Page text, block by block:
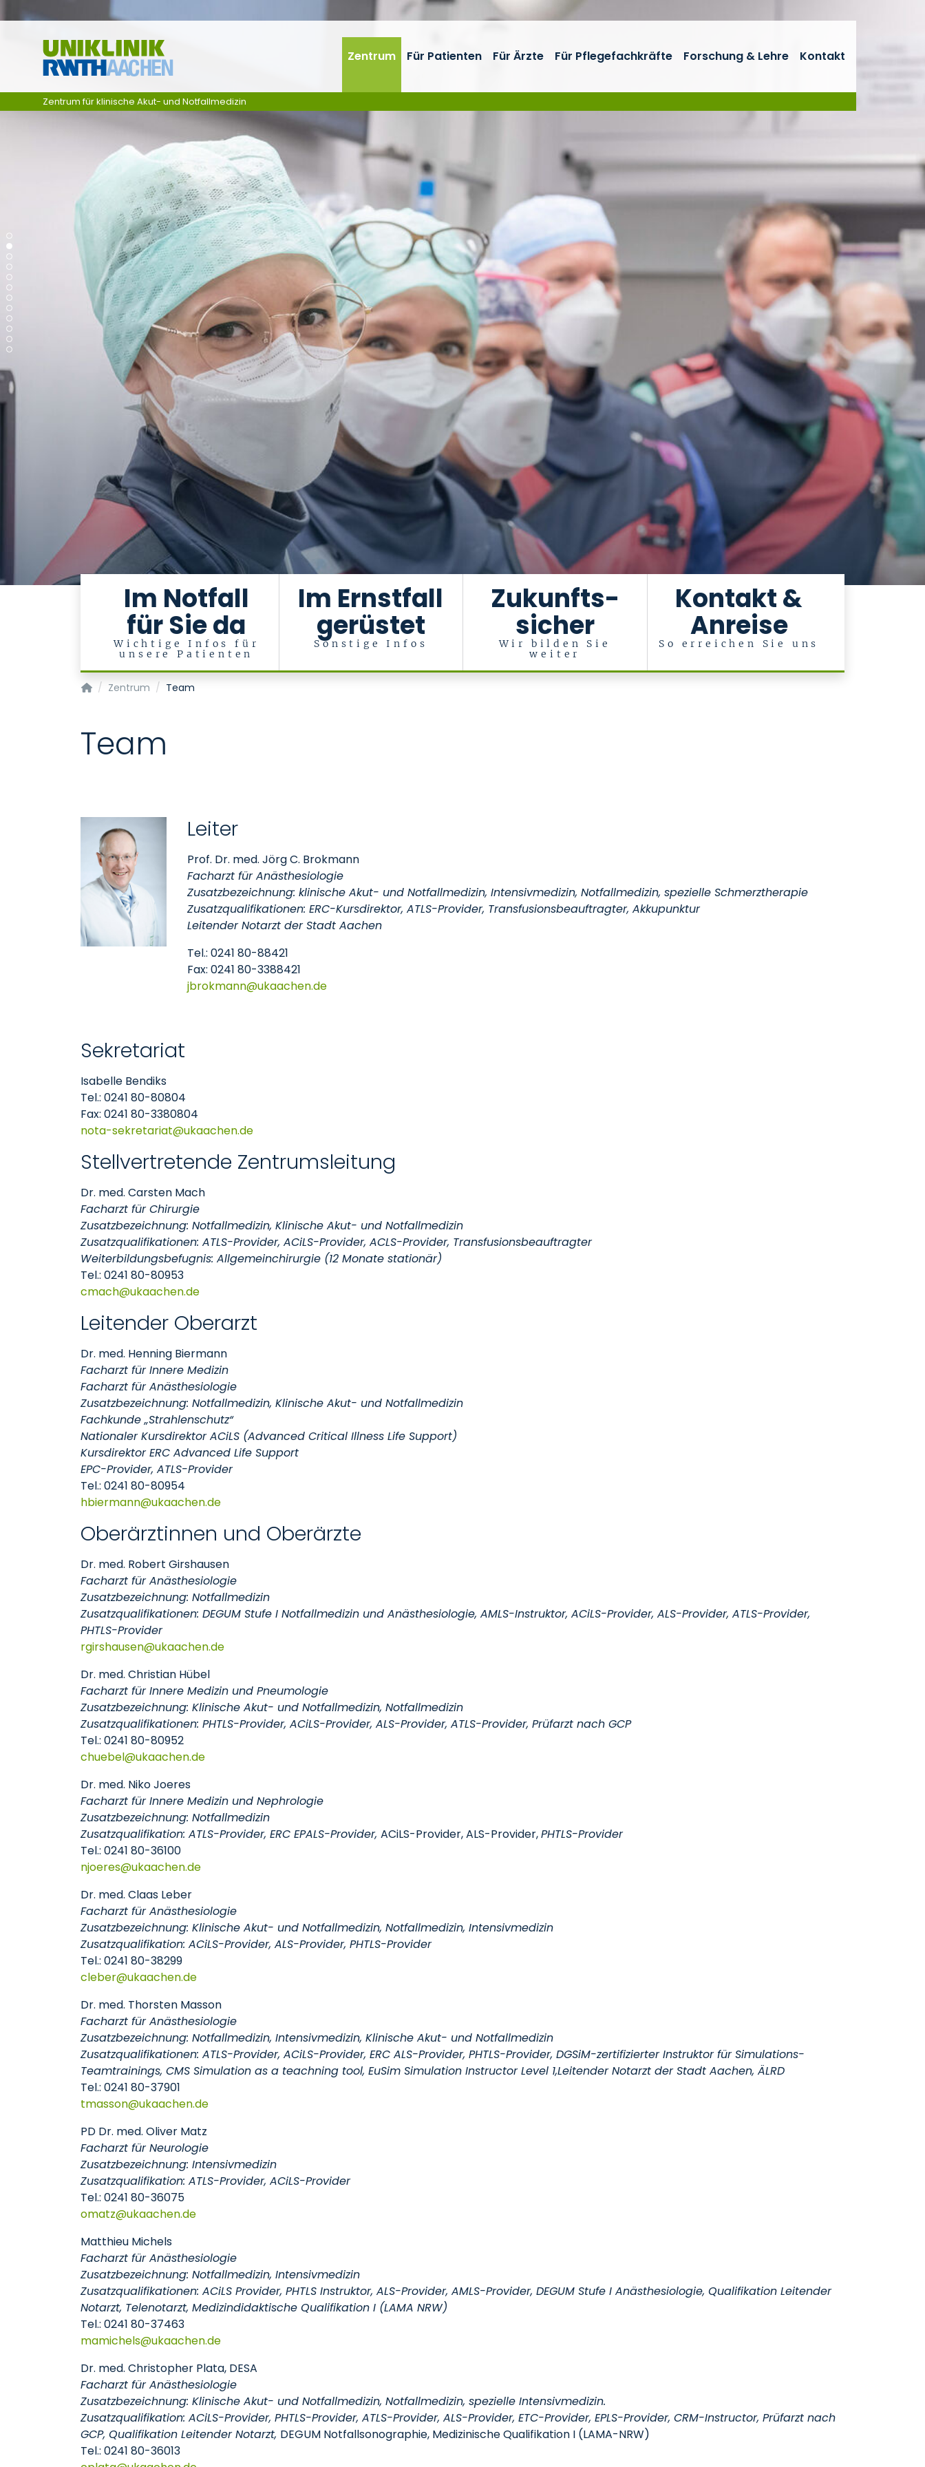
Im Notfall
für Sie da
Wichtige Infos für
unsere Patienten
Im Ernstfall
gerüstet
Sonstige Infos
Zukunfts-
sicher
Wir bilden Sie
weiter
Kontakt &
Anreise
So erreichen Sie uns
Zentrum Für Patienten Für Ärzte Für Pflegefachkräfte Forschung & Lehre Kontakt
Zentrum für klinische Akut- und Notfallmedizin
Zentrum für klinische Akut- und Notfallmedizin
Zentrum Team
Team
Leiter
Prof. Dr. med. Jörg C. Brokmann
Facharzt für Anästhesiologie
Zusatzbezeichnung: klinische Akut- und Notfallmedizin, Intensivmedizin, Notfallmedizin, spezielle Schmerztherapie
Zusatzqualifikationen: ERC-Kursdirektor, ATLS-Provider, Transfusionsbeauftragter, Akkupunktur
Leitender Notarzt der Stadt Aachen
Tel.: 0241 80-88421
Fax: 0241 80-3388421
jbrokmann
ukaachende
Sekretariat
Isabelle Bendiks
Tel.: 0241 80-80804
Fax: 0241 80-3380804
nota-sekretariat
ukaachende
Stellvertretende Zentrumsleitung
Dr. med. Carsten Mach
Facharzt für Chirurgie
Zusatzbezeichnung: Notfallmedizin, Klinische Akut- und Notfallmedizin
Zusatzqualifikationen: ATLS-Provider, ACiLS-Provider, ACLS-Provider, Transfusionsbeauftragter
Weiterbildungsbefugnis: Allgemeinchirurgie (12 Monate stationär)
Tel.: 0241 80-80953
cmach
ukaachende
Leitender Oberarzt
Dr. med. Henning Biermann
Facharzt für Innere Medizin
Facharzt für Anästhesiologie
Zusatzbezeichnung: Notfallmedizin, Klinische Akut- und Notfallmedizin
Fachkunde „Strahlenschutz“
Nationaler Kursdirektor ACiLS (Advanced Critical Illness Life Support)
Kursdirektor ERC Advanced Life Support
EPC-Provider, ATLS-Provider
Tel.: 0241 80-80954
hbiermann
ukaachende
Oberärztinnen und Oberärzte
Dr. med. Robert Girshausen
Facharzt für Anästhesiologie
Zusatzbezeichnung: Notfallmedizin
Zusatzqualifikationen: DEGUM Stufe I Notfallmedizin und Anästhesiologie, AMLS-Instruktor, ACiLS-Provider, ALS-Provider, ATLS-Provider,
PHTLS-Provider
rgirshausen
ukaachende
Dr. med. Christian Hübel
Facharzt für Innere Medizin und Pneumologie
Zusatzbezeichnung: Klinische Akut- und Notfallmedizin, Notfallmedizin
Zusatzqualifikationen: PHTLS-Provider, ACiLS-Provider, ALS-Provider, ATLS-Provider, Prüfarzt nach GCP
Tel.: 0241 80-80952
chuebel
ukaachende
Dr. med. Niko Joeres
Facharzt für Innere Medizin und Nephrologie
Zusatzbezeichnung: Notfallmedizin
Zusatzqualifikation: ATLS-Provider, ERC EPALS-Provider, ACiLS-Provider, ALS-Provider,PHTLS-Provider
Tel.: 0241 80-36100
njoeres
ukaachende
Dr. med. Claas Leber
Facharzt für Anästhesiologie
Zusatzbezeichnung: Klinische Akut- und Notfallmedizin, Notfallmedizin, Intensivmedizin
Zusatzqualifikation: ACiLS-Provider, ALS-Provider, PHTLS-Provider
Tel.: 0241 80-38299
cleber
ukaachende
Dr. med. Thorsten Masson
Facharzt für Anästhesiologie
Zusatzbezeichnung: Notfallmedizin, Intensivmedizin, Klinische Akut- und Notfallmedizin
Zusatzqualifikationen: ATLS-Provider, ACiLS-Provider, ERC ALS-Provider, PHTLS-Provider, DGSiM-zertifizierter Instruktor für Simulations-
Teamtrainings, CMS Simulation as a teachning tool, EuSim Simulation Instructor Level 1,Leitender Notarzt der Stadt Aachen, ÄLRD
Tel.: 0241 80-37901
tmasson
ukaachende
PD Dr. med. Oliver Matz
Facharzt für Neurologie
Zusatzbezeichnung: Intensivmedizin
Zusatzqualifikation: ATLS-Provider, ACiLS-Provider
Tel.: 0241 80-36075
omatz
ukaachende
Matthieu Michels
Facharzt für Anästhesiologie
Zusatzbezeichnung: Notfallmedizin, Intensivmedizin
Zusatzqualifikationen: ACiLS Provider, PHTLS Instruktor, ALS-Provider, AMLS-Provider, DEGUM Stufe I Anästhesiologie, Qualifikation Leitender
Notarzt, Telenotarzt, Medizindidaktische Qualifikation I (LAMA NRW)
Tel.: 0241 80-37463
mamichels
ukaachende
Dr. med. Christopher Plata, DESA
Facharzt für Anästhesiologie
Zusatzbezeichnung: Klinische Akut- und Notfallmedizin, Notfallmedizin, spezielle Intensivmedizin.
Zusatzqualifikation: ACiLS-Provider, PHTLS-Provider, ATLS-Provider, ALS-Provider, ETC-Provider, EPLS-Provider, CRM-Instructor, Prüfarzt nach
GCP, Qualifikation Leitender Notarzt, DEGUM Notfallsonographie, Medizinische Qualifikation I (LAMA-NRW)
Tel.: 0241 80-36013